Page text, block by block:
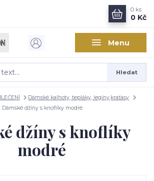
Menu
Hledat
0 ks
0 Kč
Dámské kalhoty, tepláky, legíny,kraťasy
Dámské džíny s knoflíky modré
džíny s knoflíky
modré